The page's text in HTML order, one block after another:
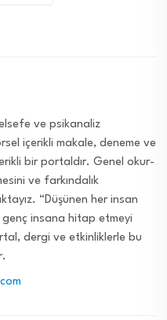
ve psikanaliz
içerikli makale, deneme ve
bir portaldır. Genel okur-
ve farkındalık
“Düşünen her insan
insana hitap etmeyi
dergi ve etkinliklerle bu